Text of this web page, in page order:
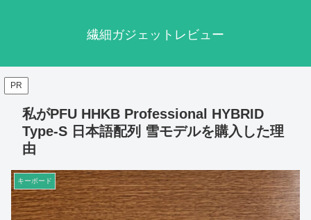
繊細ガジェットレビュー
PR
私がPFU HHKB Professional HYBRID
Type-S 日本語配列 雪モデルを購入した理
由
キーボード